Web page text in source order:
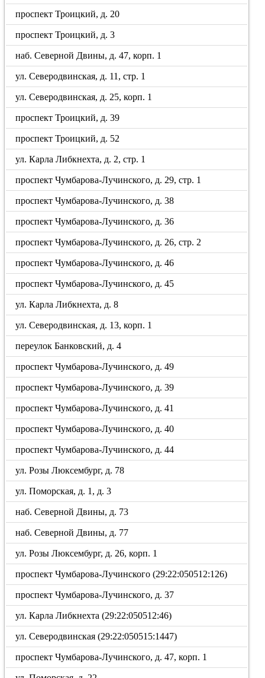
проспект Троицкий, д. 20
проспект Троицкий, д. 3
наб. Северной Двины, д. 47, корп. 1
ул. Северодвинская, д. 11, стр. 1
ул. Северодвинская, д. 25, корп. 1
проспект Троицкий, д. 39
проспект Троицкий, д. 52
ул. Карла Либкнехта, д. 2, стр. 1
проспект Чумбарова-Лучинского, д. 29, стр. 1
проспект Чумбарова-Лучинского, д. 38
проспект Чумбарова-Лучинского, д. 36
проспект Чумбарова-Лучинского, д. 26, стр. 2
проспект Чумбарова-Лучинского, д. 46
проспект Чумбарова-Лучинского, д. 45
ул. Карла Либкнехта, д. 8
ул. Северодвинская, д. 13, корп. 1
переулок Банковский, д. 4
проспект Чумбарова-Лучинского, д. 49
проспект Чумбарова-Лучинского, д. 39
проспект Чумбарова-Лучинского, д. 41
проспект Чумбарова-Лучинского, д. 40
проспект Чумбарова-Лучинского, д. 44
ул. Розы Люксембург, д. 78
ул. Поморская, д. 1, д. 3
наб. Северной Двины, д. 73
наб. Северной Двины, д. 77
ул. Розы Люксембург, д. 26, корп. 1
проспект Чумбарова-Лучинского (29:22:050512:126)
проспект Чумбарова-Лучинского, д. 37
ул. Карла Либкнехта (29:22:050512:46)
ул. Северодвинская (29:22:050515:1447)
проспект Чумбарова-Лучинского, д. 47, корп. 1